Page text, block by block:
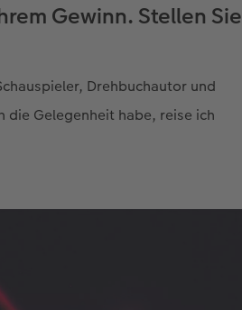
Gewinn. Stellen Sie
Drehbuchautor und
die Gelegenheit habe, reise ich